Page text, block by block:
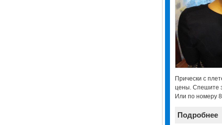
Прически с
цены. Спешите
Или по номеру
Подробнее